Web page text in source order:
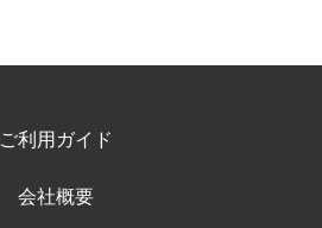
ご利用ガイド
会社概要